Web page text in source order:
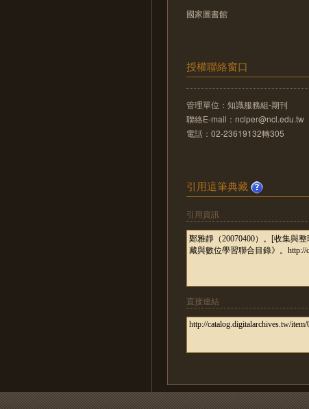
國家圖書館
授權聯絡窗口
管理單位：知識服務組-期刊
聯絡E-mail：nclper@ncl.edu.tw
電話：02-23619132轉305
引用這筆典藏
引用資訊
直接連結